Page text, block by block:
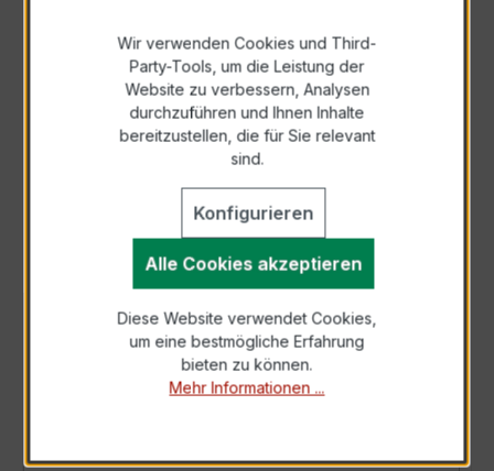
Zur Sammelanfrage hinzufügen
Anfrage telefonisch
Als PDF exportieren
BESCHREIBUNG
Der Fensterstromwandler EWSK 31.5 50/1A
5VA Kl.0,5 ist ein kompakter, hochpräziser
Wir verwenden Cookies und Third-
Party-Tools, um die Leistung der
Website zu verbessern, Analysen
durchzuführen und Ihnen Inhalte
bereitzustellen, die für Sie relevant
sind.
Konfigurieren
Alle Cookies akzeptieren
Diese Website verwendet Cookies,
um eine bestmögliche Erfahrung
bieten zu können.
Mehr Informationen ...